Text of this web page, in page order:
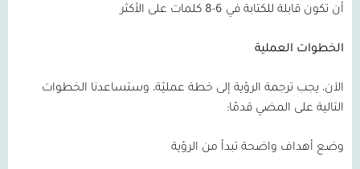
أن تكون قابلة للكتابة في 6-8 كلمات على الأكثر
الخطوات العملية
الآن، يجب ترجمة الرؤية إلى خطة عمليّة، وستساعدنا الخطوات
التالية على المضي قدمًا:
وضع أهداف واضحة تبدأ من الرؤية